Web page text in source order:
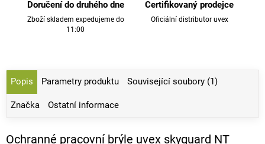
Doručení do druhého dne
Zboží skladem expedujeme do
11:00
Certifikovaný prodejce
Oficiální distributor uvex
Popis Parametry produktu Související soubory (1)
Značka Ostatní informace
Ochranné pracovní brýle uvex skyguard NT